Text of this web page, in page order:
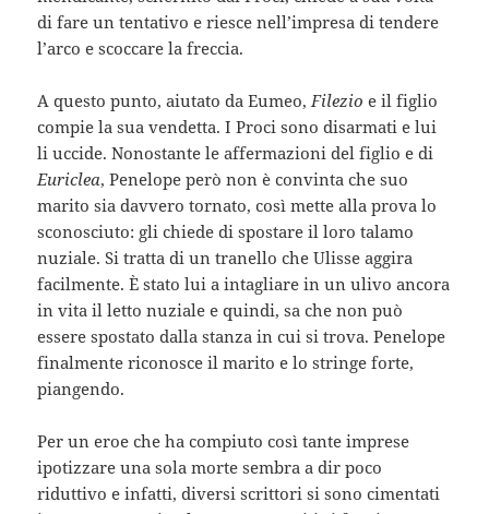
di fare un tentativo e riesce nell’impresa di tendere
l’arco e scoccare la freccia.
A questo punto, aiutato da Eumeo,Filezioe il figlio
compie la sua vendetta. I Proci sono disarmati e lui
li uccide. Nonostante le affermazioni del figlio e di
Euriclea, Penelope però non è convinta che suo
marito sia davvero tornato, così mette alla prova lo
sconosciuto: gli chiede di spostare il loro talamo
nuziale. Si tratta di un tranello che Ulisse aggira
facilmente. È stato lui a intagliare in un ulivo ancora
in vita il letto nuziale e quindi, sa che non può
essere spostato dalla stanza in cui si trova. Penelope
finalmente riconosce il marito e lo stringe forte,
piangendo.
Per un eroe che ha compiuto così tante imprese
ipotizzare una sola morte sembra a dir poco
riduttivo e infatti, diversi scrittori si sono cimentati